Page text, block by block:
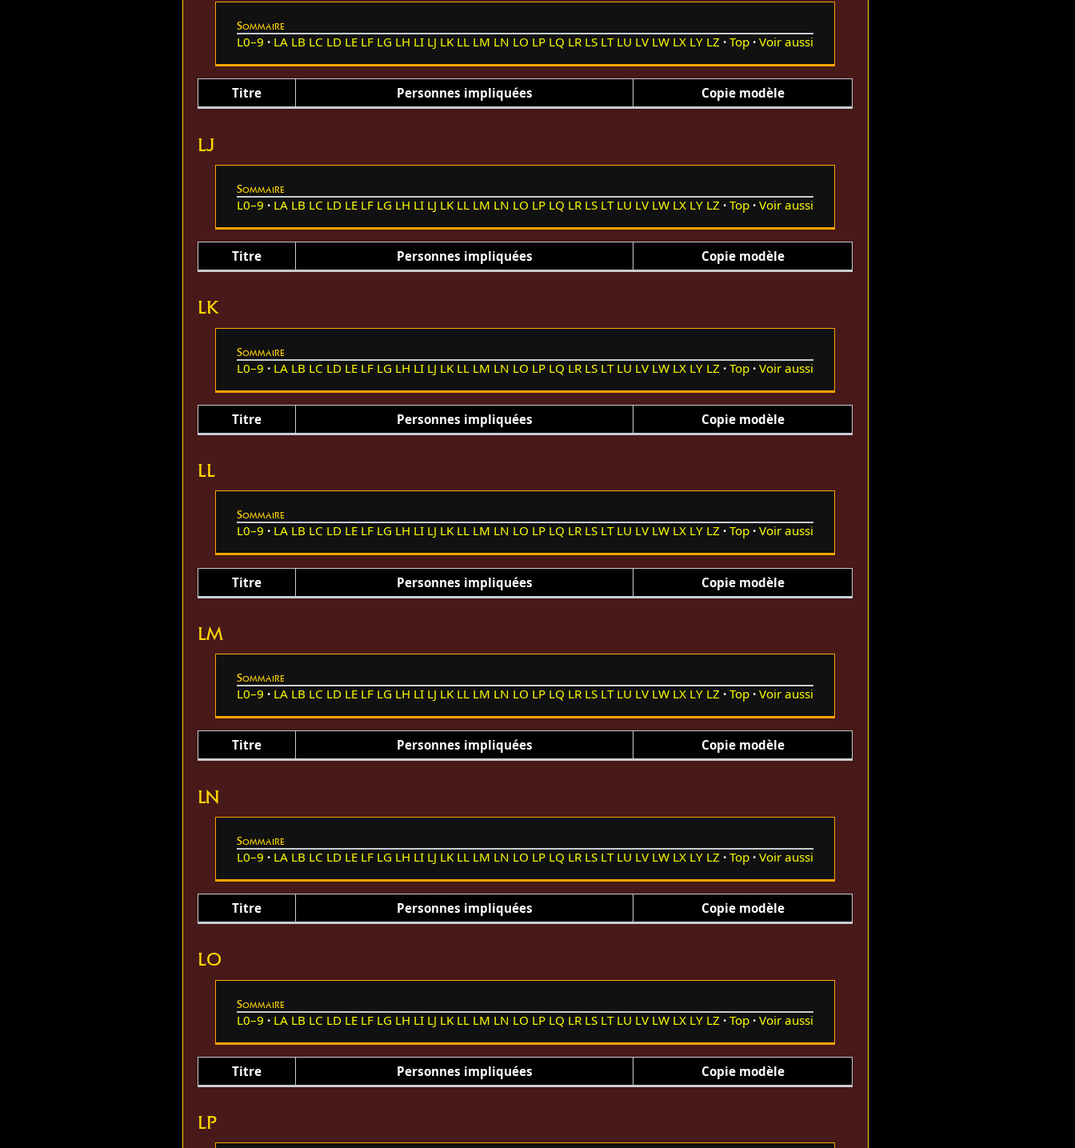
Sommaire
L0–9 LA LB LC LD LE LF LG LH LI LJ LK LL LM LN LO LP LQ LR LS LT LU LV LW LX LY LZ Top Voir aussi
Titre Personnes impliquées Copie modèle
LJ
Sommaire
L0–9 LA LB LC LD LE LF LG LH LI LJ LK LL LM LN LO LP LQ LR LS LT LU LV LW LX LY LZ Top Voir aussi
Titre Personnes impliquées Copie modèle
LK
Sommaire
L0–9 LA LB LC LD LE LF LG LH LI LJ LK LL LM LN LO LP LQ LR LS LT LU LV LW LX LY LZ Top Voir aussi
Titre Personnes impliquées Copie modèle
LL
Sommaire
L0–9 LA LB LC LD LE LF LG LH LI LJ LK LL LM LN LO LP LQ LR LS LT LU LV LW LX LY LZ Top Voir aussi
Titre Personnes impliquées Copie modèle
LM
Sommaire
L0–9 LA LB LC LD LE LF LG LH LI LJ LK LL LM LN LO LP LQ LR LS LT LU LV LW LX LY LZ Top Voir aussi
Titre Personnes impliquées Copie modèle
LN
Sommaire
L0–9 LA LB LC LD LE LF LG LH LI LJ LK LL LM LN LO LP LQ LR LS LT LU LV LW LX LY LZ Top Voir aussi
Titre Personnes impliquées Copie modèle
LO
Sommaire
L0–9 LA LB LC LD LE LF LG LH LI LJ LK LL LM LN LO LP LQ LR LS LT LU LV LW LX LY LZ Top Voir aussi
Titre Personnes impliquées Copie modèle
LP